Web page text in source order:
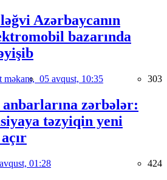
Azərbaycanın
bazarında
05 avqust, 10:35 303
zərbələr:
təzyiqin yeni
01:28 424